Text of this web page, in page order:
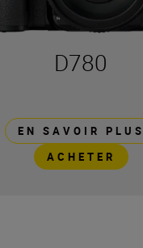
D780
EN SAVOIR
ACHETER